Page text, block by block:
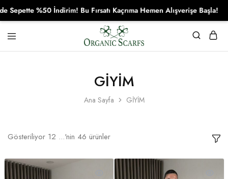
Organikscarf
Ana Sayfa GİYİM
GİYİM
Gösteriliyor 12 ...'nin 46 ürünler
İndirim! Bu Fırsatı Kaçrıma Hemen Alışverişe Başla!